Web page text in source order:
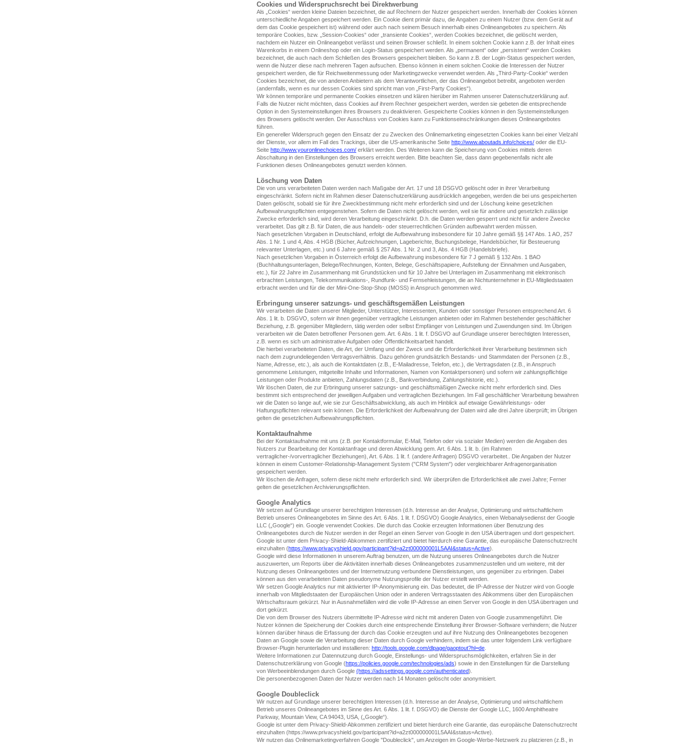
Cookies und Widerspruchsrecht bei Direktwerbung
Als „Cookies“ werden kleine Dateien bezeichnet, die auf Rechnern der Nutzer gespeichert werden. Innerhalb der Cookies können
unterschiedliche Angaben gespeichert werden. Ein Cookie dient primär dazu, die Angaben zu einem Nutzer (bzw. dem Gerät auf
dem das Cookie gespeichert ist) während oder auch nach seinem Besuch innerhalb eines Onlineangebotes zu speichern. Als
temporäre Cookies, bzw. „Session-Cookies“ oder „transiente Cookies“, werden Cookies bezeichnet, die gelöscht werden,
nachdem ein Nutzer ein Onlineangebot verlässt und seinen Browser schließt. In einem solchen Cookie kann z.B. der Inhalt eines
Warenkorbs in einem Onlineshop oder ein Login-Status gespeichert werden. Als „permanent“ oder „persistent“ werden Cookies
bezeichnet, die auch nach dem Schließen des Browsers gespeichert bleiben. So kann z.B. der Login-Status gespeichert werden,
wenn die Nutzer diese nach mehreren Tagen aufsuchen. Ebenso können in einem solchen Cookie die Interessen der Nutzer
gespeichert werden, die für Reichweitenmessung oder Marketingzwecke verwendet werden. Als „Third-Party-Cookie“ werden
Cookies bezeichnet, die von anderen Anbietern als dem Verantwortlichen, der das Onlineangebot betreibt, angeboten werden
(andernfalls, wenn es nur dessen Cookies sind spricht man von „First-Party Cookies“).
Wir können temporäre und permanente Cookies einsetzen und klären hierüber im Rahmen unserer Datenschutzerklärung auf.
Falls die Nutzer nicht möchten, dass Cookies auf ihrem Rechner gespeichert werden, werden sie gebeten die entsprechende
Option in den Systemeinstellungen ihres Browsers zu deaktivieren. Gespeicherte Cookies können in den Systemeinstellungen
des Browsers gelöscht werden. Der Ausschluss von Cookies kann zu Funktionseinschränkungen dieses Onlineangebotes
führen.
Ein genereller Widerspruch gegen den Einsatz der zu Zwecken des Onlinemarketing eingesetzten Cookies kann bei einer Vielzahl
der Dienste, vor allem im Fall des Trackings, über die US-amerikanische Seite http://www.aboutads.info/choices/ oder die EU-
Seite http://www.youronlinechoices.com/ erklärt werden. Des Weiteren kann die Speicherung von Cookies mittels deren
Abschaltung in den Einstellungen des Browsers erreicht werden. Bitte beachten Sie, dass dann gegebenenfalls nicht alle
Funktionen dieses Onlineangebotes genutzt werden können.
Löschung von Daten
Die von uns verarbeiteten Daten werden nach Maßgabe der Art. 17 und 18 DSGVO gelöscht oder in ihrer Verarbeitung
eingeschränkt. Sofern nicht im Rahmen dieser Datenschutzerklärung ausdrücklich angegeben, werden die bei uns gespeicherten
Daten gelöscht, sobald sie für ihre Zweckbestimmung nicht mehr erforderlich sind und der Löschung keine gesetzlichen
Aufbewahrungspflichten entgegenstehen. Sofern die Daten nicht gelöscht werden, weil sie für andere und gesetzlich zulässige
Zwecke erforderlich sind, wird deren Verarbeitung eingeschränkt. D.h. die Daten werden gesperrt und nicht für andere Zwecke
verarbeitet. Das gilt z.B. für Daten, die aus handels- oder steuerrechtlichen Gründen aufbewahrt werden müssen.
Nach gesetzlichen Vorgaben in Deutschland, erfolgt die Aufbewahrung insbesondere für 10 Jahre gemäß §§ 147 Abs. 1 AO, 257
Abs. 1 Nr. 1 und 4, Abs. 4 HGB (Bücher, Aufzeichnungen, Lageberichte, Buchungsbelege, Handelsbücher, für Besteuerung
relevanter Unterlagen, etc.) und 6 Jahre gemäß § 257 Abs. 1 Nr. 2 und 3, Abs. 4 HGB (Handelsbriefe).
Nach gesetzlichen Vorgaben in Österreich erfolgt die Aufbewahrung insbesondere für 7 J gemäß § 132 Abs. 1 BAO
(Buchhaltungsunterlagen, Belege/Rechnungen, Konten, Belege, Geschäftspapiere, Aufstellung der Einnahmen und Ausgaben,
etc.), für 22 Jahre im Zusammenhang mit Grundstücken und für 10 Jahre bei Unterlagen im Zusammenhang mit elektronisch
erbrachten Leistungen, Telekommunikations-, Rundfunk- und Fernsehleistungen, die an Nichtunternehmer in EU-Mitgliedstaaten
erbracht werden und für die der Mini-One-Stop-Shop (MOSS) in Anspruch genommen wird.
Erbringung unserer satzungs- und geschäftsgemäßen Leistungen
Wir verarbeiten die Daten unserer Mitglieder, Unterstützer, Interessenten, Kunden oder sonstiger Personen entsprechend Art. 6
Abs. 1 lit. b. DSGVO, sofern wir ihnen gegenüber vertragliche Leistungen anbieten oder im Rahmen bestehender geschäftlicher
Beziehung, z.B. gegenüber Mitgliedern, tätig werden oder selbst Empfänger von Leistungen und Zuwendungen sind. Im Übrigen
verarbeiten wir die Daten betroffener Personen gem. Art. 6 Abs. 1 lit. f. DSGVO auf Grundlage unserer berechtigten Interessen,
z.B. wenn es sich um administrative Aufgaben oder Öffentlichkeitsarbeit handelt.
Die hierbei verarbeiteten Daten, die Art, der Umfang und der Zweck und die Erforderlichkeit ihrer Verarbeitung bestimmen sich
nach dem zugrundeliegenden Vertragsverhältnis. Dazu gehören grundsätzlich Bestands- und Stammdaten der Personen (z.B.,
Name, Adresse, etc.), als auch die Kontaktdaten (z.B., E-Mailadresse, Telefon, etc.), die Vertragsdaten (z.B., in Anspruch
genommene Leistungen, mitgeteilte Inhalte und Informationen, Namen von Kontaktpersonen) und sofern wir zahlungspflichtige
Leistungen oder Produkte anbieten, Zahlungsdaten (z.B., Bankverbindung, Zahlungshistorie, etc.).
Wir löschen Daten, die zur Erbringung unserer satzungs- und geschäftsmäßigen Zwecke nicht mehr erforderlich sind. Dies
bestimmt sich entsprechend der jeweiligen Aufgaben und vertraglichen Beziehungen. Im Fall geschäftlicher Verarbeitung bewahren
wir die Daten so lange auf, wie sie zur Geschäftsabwicklung, als auch im Hinblick auf etwaige Gewährleistungs- oder
Haftungspflichten relevant sein können. Die Erforderlichkeit der Aufbewahrung der Daten wird alle drei Jahre überprüft; im Übrigen
gelten die gesetzlichen Aufbewahrungspflichten.
Kontaktaufnahme
Bei der Kontaktaufnahme mit uns (z.B. per Kontaktformular, E-Mail, Telefon oder via sozialer Medien) werden die Angaben des
Nutzers zur Bearbeitung der Kontaktanfrage und deren Abwicklung gem. Art. 6 Abs. 1 lit. b. (im Rahmen
vertraglicher-/vorvertraglicher Beziehungen), Art. 6 Abs. 1 lit. f. (andere Anfragen) DSGVO verarbeitet.. Die Angaben der Nutzer
können in einem Customer-Relationship-Management System ("CRM System") oder vergleichbarer Anfragenorganisation
gespeichert werden.
Wir löschen die Anfragen, sofern diese nicht mehr erforderlich sind. Wir überprüfen die Erforderlichkeit alle zwei Jahre; Ferner
gelten die gesetzlichen Archivierungspflichten.
Google Analytics
Wir setzen auf Grundlage unserer berechtigten Interessen (d.h. Interesse an der Analyse, Optimierung und wirtschaftlichem
Betrieb unseres Onlineangebotes im Sinne des Art. 6 Abs. 1 lit. f. DSGVO) Google Analytics, einen Webanalysedienst der Google
LLC („Google“) ein. Google verwendet Cookies. Die durch das Cookie erzeugten Informationen über Benutzung des
Onlineangebotes durch die Nutzer werden in der Regel an einen Server von Google in den USA übertragen und dort gespeichert.
Google ist unter dem Privacy-Shield-Abkommen zertifiziert und bietet hierdurch eine Garantie, das europäische Datenschutzrecht
einzuhalten (https://www.privacyshield.gov/participant?id=a2zt000000001L5AAI&status=Active).
Google wird diese Informationen in unserem Auftrag benutzen, um die Nutzung unseres Onlineangebotes durch die Nutzer
auszuwerten, um Reports über die Aktivitäten innerhalb dieses Onlineangebotes zusammenzustellen und um weitere, mit der
Nutzung dieses Onlineangebotes und der Internetnutzung verbundene Dienstleistungen, uns gegenüber zu erbringen. Dabei
können aus den verarbeiteten Daten pseudonyme Nutzungsprofile der Nutzer erstellt werden.
Wir setzen Google Analytics nur mit aktivierter IP-Anonymisierung ein. Das bedeutet, die IP-Adresse der Nutzer wird von Google
innerhalb von Mitgliedstaaten der Europäischen Union oder in anderen Vertragsstaaten des Abkommens über den Europäischen
Wirtschaftsraum gekürzt. Nur in Ausnahmefällen wird die volle IP-Adresse an einen Server von Google in den USA übertragen und
dort gekürzt.
Die von dem Browser des Nutzers übermittelte IP-Adresse wird nicht mit anderen Daten von Google zusammengeführt. Die
Nutzer können die Speicherung der Cookies durch eine entsprechende Einstellung ihrer Browser-Software verhindern; die Nutzer
können darüber hinaus die Erfassung der durch das Cookie erzeugten und auf ihre Nutzung des Onlineangebotes bezogenen
Daten an Google sowie die Verarbeitung dieser Daten durch Google verhindern, indem sie das unter folgendem Link verfügbare
Browser-Plugin herunterladen und installieren: http://tools.google.com/dlpage/gaoptout?hl=de
Weitere Informationen zur Datennutzung durch Google, Einstellungs- und Widerspruchsmöglichkeiten, erfahren Sie in der
Datenschutzerklärung von Google (https://policies.google.com/technologies/ads) sowie in den Einstellungen für die Darstellung
von Werbeeinblendungen durch Google (https://adssettings.google.com/authenticated).
Die personenbezogenen Daten der Nutzer werden nach 14 Monaten gelöscht oder anonymisiert.
Google Doubleclick
Wir nutzen auf Grundlage unserer berechtigten Interessen (d.h. Interesse an der Analyse, Optimierung und wirtschaftlichem
Betrieb unseres Onlineangebotes im Sinne des Art. 6 Abs. 1 lit. f. DSGVO) die Dienste der Google LLC, 1600 Amphitheatre
Parkway, Mountain View, CA 94043, USA, („Google“).
Google ist unter dem Privacy-Shield-Abkommen zertifiziert und bietet hierdurch eine Garantie, das europäische Datenschutzrecht
einzuhalten (https://www.privacyshield.gov/participant?id=a2zt000000001L5AAI&status=Active).
Wir nutzen das Onlinemarketingverfahren Google "Doubleclick", um Anzeigen im Google-Werbe-Netzwerk zu platzieren (z.B., in